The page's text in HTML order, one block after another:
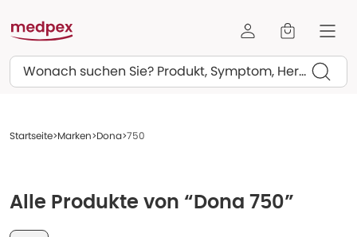
Suchen
Startseite Marken Dona 750
Alle Produkte von “Dona 750”